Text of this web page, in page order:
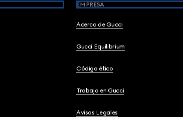
EMPRESA
Acerca de Gucci
Gucci Equilibrium
Código ético
Trabaja en Gucci
Avisos Legales